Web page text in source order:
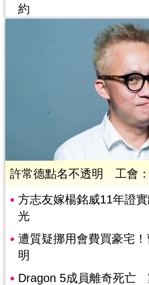
約
許常德點名不透明 工會
方志友嫁楊銘威11年證
光
遭質疑挪用會費買豪宅
明
Dragon 5成員離奇死亡